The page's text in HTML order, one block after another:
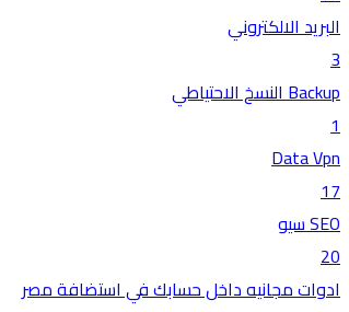
البريد الالكتروني
3
Backup النسخ الاحتياطي
1
Data Vpn
17
SEO سيو
20
ادوات مجانيه داخل حسابك في استضافة مصر